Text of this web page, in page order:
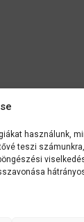
használunk,
teszi
és